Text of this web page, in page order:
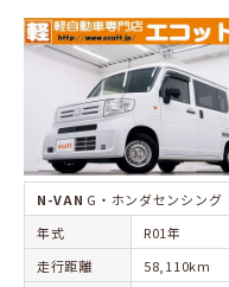
N-VAN G・ホンダセンシング
年式
R01年
走行距離
58,110km